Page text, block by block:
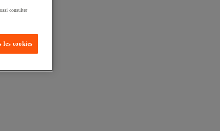
consulter
cookies